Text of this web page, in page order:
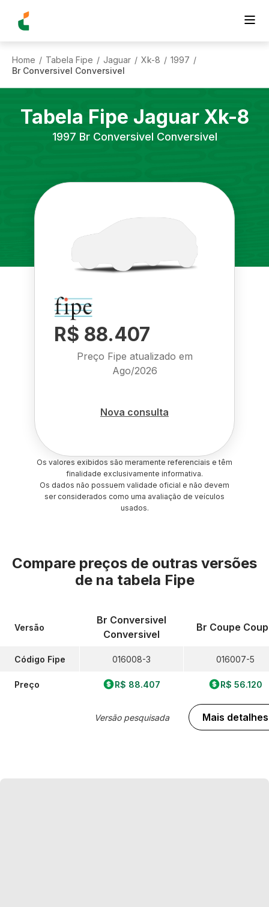
Home / Tabela Fipe / Jaguar / Xk-8 / 1997 /
Br Conversivel Conversivel
Tabela Fipe Jaguar Xk-8
1997 Br Conversivel Conversivel
R$ 88.407
Preço Fipe atualizado em
Ago/2026
Nova consulta
Os valores exibidos são meramente referenciais e têm
finalidade exclusivamente informativa.
Os dados não possuem validade oficial e não devem
ser considerados como uma avaliação de veículos
usados.
Compare preços de outras versões
de na tabela Fipe
Versão
Código Fipe
Preço
Br Conversivel
Conversivel
016008-3
R$ 88.407
Versão pesquisada
Br Coupe
016007-5
R$ 56.120
Mais detalhes